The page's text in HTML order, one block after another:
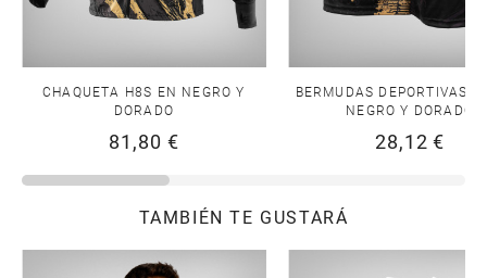
CHAQUETA H8S EN NEGRO Y
DORADO
81,80 €
BERMUDAS DEPORTIVAS
NEGRO Y DORADO
28,12 €
TAMBIÉN TE GUSTARÁ